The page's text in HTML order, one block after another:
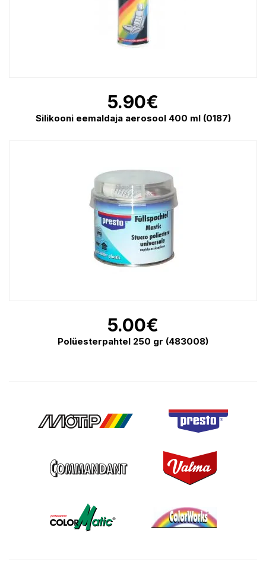
5.90€
Silikooni eemaldaja aerosool 400 ml (0187)
5.00€
Polüesterpahtel 250 gr (483008)